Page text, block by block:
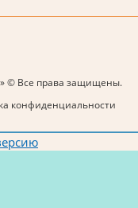
© Все права защищены.
конфиденциальности